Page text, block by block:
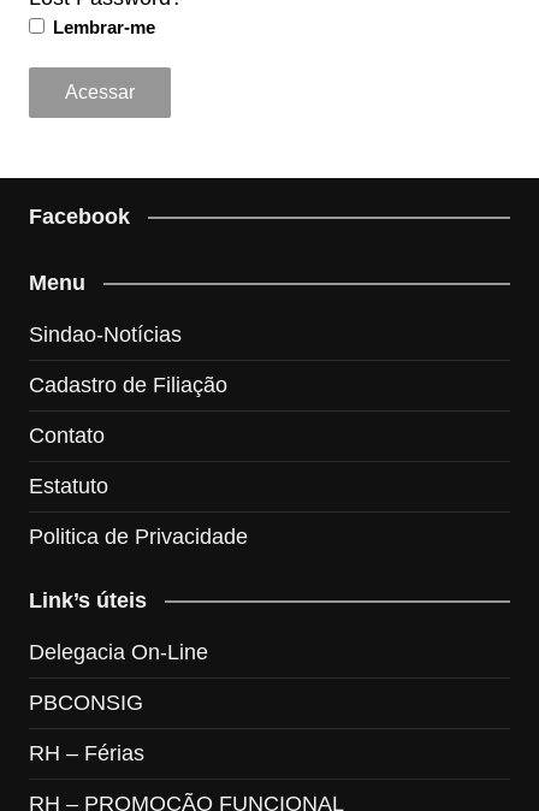
Lembrar-me
Facebook
Menu
Sindao-Notícias
Cadastro de Filiação
Contato
Estatuto
Politica de Privacidade
Link’s úteis
Delegacia On-Line
PBCONSIG
RH – Férias
RH – PROMOÇÃO FUNCIONAL